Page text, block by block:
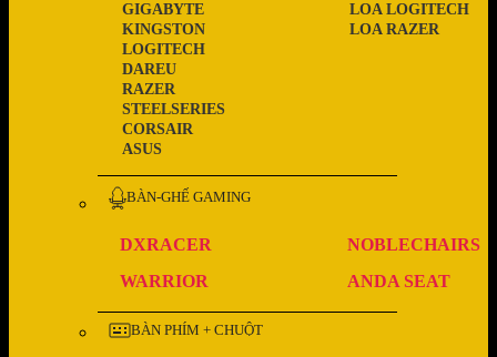
ASUS
CORSAIR
STEELSERIES
RAZER
DAREU
LOGITECH
KINGSTON
GIGABYTE
LOA RAZER
LOA LOGITECH
BÀN-GHẾ GAMING
DXRACER
NOBLECHAIRS
WARRIOR
ANDA SEAT
BÀN PHÍM + CHUỘT